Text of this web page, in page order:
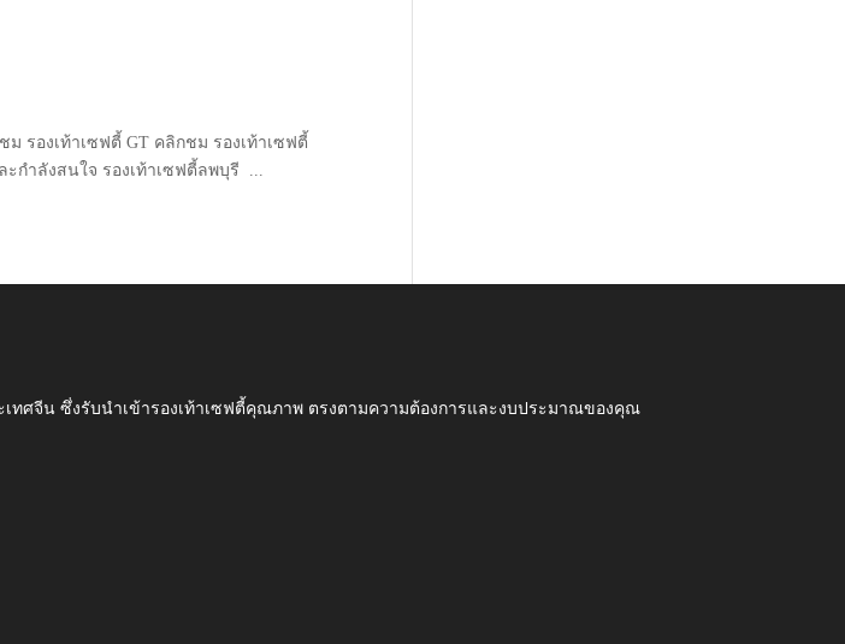
รองเท้าเซฟตี้ GT คลิกชม รองเท้าเซฟตี้
กำลังสนใจ รองเท้าเซฟตี้ลพบุรี ...
เทศจีน ซึ่งรับนำเข้ารองเท้าเซฟตี้คุณภาพ ตรงตามความต้องการและงบประมาณของคุณ